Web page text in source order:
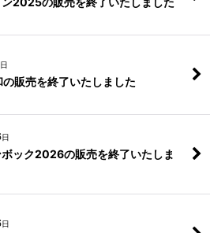
日
販売を終了いたしました
日
ック2026の販売を終了いたしま
日